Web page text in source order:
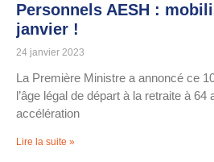
Personnels AESH :
janvier !
24 janvier 2023
La Première Ministre a annoncé ce
l’âge légal de départ à la retraite à 64
accélération
Lire la suite »